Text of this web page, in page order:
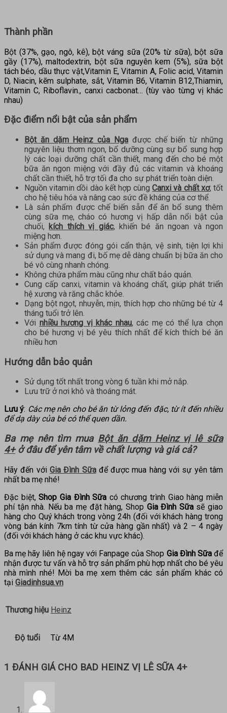
Thành phần
Bột (37%, gạo, ngô, kê), bột váng sữa (20% từ sữa), bột sữa
gầy (17%), maltodextrin, bột sữa nguyên kem (5%), sữa bột
tách béo, dầu thực vật,Vitamin E, Vitamin A, Folic acid, Vitamin
D, Niacin, kẽm sulphate, sắt, Vitamin B6, Vitamin B12,Thiamin,
Vitamin C, Riboflavin., canxi cacbonat… (tùy vào từng vị khác
nhau)
Đặc điểm nổi bật của sản phẩm
Bột ăn dặm Heinz của Nga được chế biến từ những
nguyên liệu thơm ngon, bổ dưỡng cùng sự bổ sung hợp
lý các loại dưỡng chất cần thiết, mang đến cho bé một
bữa ăn ngon miệng với đầy đủ các vitamin và khoáng
chất cần thiết, hỗ trợ tối đa cho sự phát triển toàn diện.
Nguồn vitamin dồi dào kết hợp cùngCanxi và chất xơ, tốt
cho hệ tiêu hóa và nâng cao sức đề kháng của cơ thể.
Là sản phẩm được chế biến sẵn để ăn bổ sung thêm
cùng sữa mẹ, cháo có hương vị hấp dẫn nổi bật của
chuối, kích thích vị giác, khiến bé ăn ngoan và ngon
miệng hơn.
Sản phẩm được đóng gói cẩn thận, vệ sinh, tiện lợi khi
sử dụng và mang đi, bố mẹ dễ dàng chuẩn bị bữa ăn cho
bé vô cùng nhanh chóng.
Không chứa phẩm màu cũng như chất bảo quản.
Cung cấp canxi, vitamin và khoáng chất, giúp phát triển
hệ xương và răng chắc khỏe.
Dạng bột ngọt, nhuyễn, mịn, thích hợp cho những bé từ 4
tháng tuổi trở lên.
Với nhiều hương vị khác nhau, các mẹ có thể lựa chọn
cho bé hương vị bé yêu thích nhất để kích thích bé ăn
nhiều hơn
Hướng dẫn bảo quản
Sử dụng tốt nhất trong vòng 6 tuần khi mở nắp.
Lưu trữ ở nơi khô và thoáng mát.
Lưu ý: Các mẹ nên cho bé ăn từ lỏng đến đặc, từ ít đến nhiều
để dạ dày của bé có thể quen dần.
Ba mẹ nên tìm mua Bột ăn dặm Heinz vị lê sữa
4+ở đâu để yên tâm về chất lượng và giá cả?
Hãy đến với Gia Đình Sữađể được mua hàng với sự yên tâm
nhất ba mẹ nhé!
Đặc biệt,Shop Gia Đình Sữa có chương trình Giao hàng miễn
phí tận nhà. Nếu ba mẹ đặt hàng, Shop Gia Đình Sữasẽ giao
hàng cho Quý khách trong vòng 24h (đối với khách hàng trong
vòng bán kính 7km tính từ cửa hàng gần nhất) và 2 – 4 ngày
(đối với khách hàng ở các khu vực khác).
Ba mẹ hãy liên hệ ngay với Fanpage của Shop Gia Đình Sữađể
nhận được tư vấn và hỗ trợ sản phẩm phù hợp nhất cho bé yêu
nhà mình nhé! Mời ba mẹ xem thêm các sản phẩm khác có
tại Giadinhsua.vn
Thương hiệu Heinz
Độ tuổi Từ 4M
1 ĐÁNH GIÁ CHO BAD HEINZ VỊ LÊ SỮA 4+